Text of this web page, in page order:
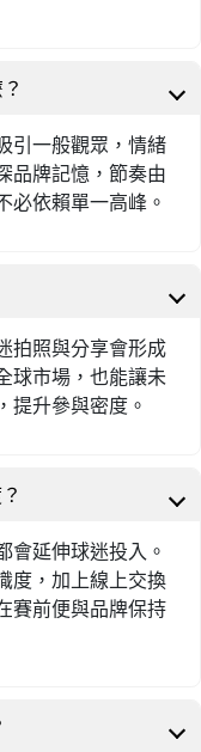
引一般觀眾，情緒
品牌記憶，節奏由
必依賴單一高峰。
拍照與分享會形成
球市場，也能讓未
提升參與密度。
會延伸球迷投入。
度，加上線上交換
賽前便與品牌保持